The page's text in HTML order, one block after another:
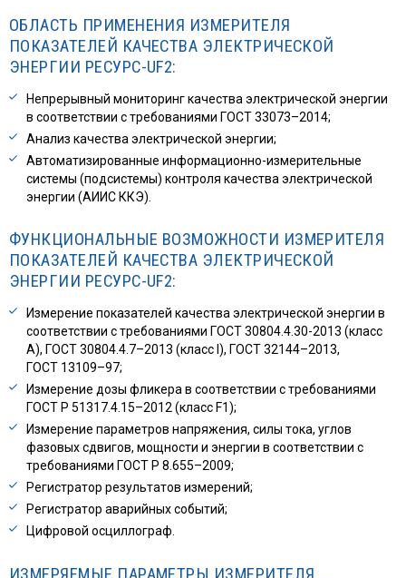
ОБЛАСТЬ ПРИМЕНЕНИЯ ИЗМЕРИТЕЛЯ
ПОКАЗАТЕЛЕЙ КАЧЕСТВА ЭЛЕКТРИЧЕСКОЙ
ЭНЕРГИИ РЕСУРС-UF2:
Непрерывный мониторинг качества электрической энергии
в соответствии с требованиями ГОСТ 33073–2014;
Анализ качества электрической энергии;
Автоматизированные информационно-измерительные
системы (подсистемы) контроля качества электрической
энергии (АИИС ККЭ).
ФУНКЦИОНАЛЬНЫЕ ВОЗМОЖНОСТИ ИЗМЕРИТЕЛЯ
ПОКАЗАТЕЛЕЙ КАЧЕСТВА ЭЛЕКТРИЧЕСКОЙ
ЭНЕРГИИ РЕСУРС-UF2:
Измерение показателей качества электрической энергии в
соответствии с требованиями ГОСТ 30804.4.30-2013 (класс
А), ГОСТ 30804.4.7–2013 (класс I), ГОСТ 32144–2013,
ГОСТ 13109–97;
Измерение дозы фликера в соответствии с требованиями
ГОСТ Р 51317.4.15–2012 (класс F1);
Измерение параметров напряжения, силы тока, углов
фазовых сдвигов, мощности и энергии в соответствии с
требованиями ГОСТ Р 8.655–2009;
Регистратор результатов измерений;
Регистратор аварийных событий;
Цифровой осциллограф.